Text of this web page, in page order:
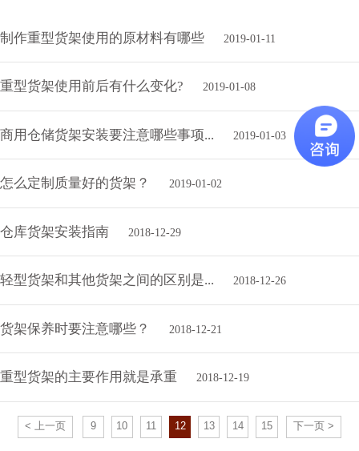
制作重型货架使用的原材料有哪些 2019-01-11
重型货架使用前后有什么变化? 2019-01-08
商用仓储货架安装要注意哪些事项... 2019-01-03
怎么定制质量好的货架？ 2019-01-02
仓库货架安装指南 2018-12-29
轻型货架和其他货架之间的区别是... 2018-12-26
货架保养时要注意哪些？ 2018-12-21
重型货架的主要作用就是承重 2018-12-19
< 上一页 9 10 11 12 13 14 15 下一页 >